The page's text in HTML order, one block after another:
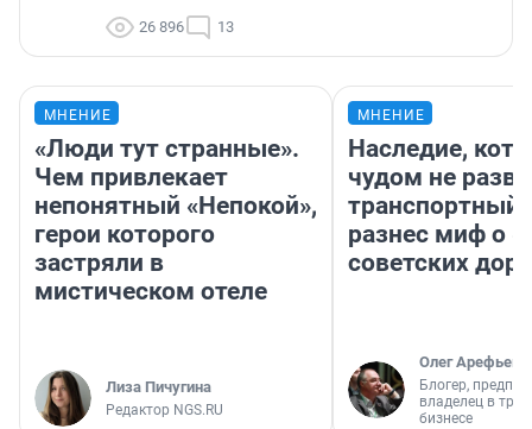
26 896 13
МНЕНИЕ
«Люди тут странные».
Чем привлекает
непонятный «Непокой»,
герои которого
застряли в
мистическом отеле
Лиза Пичугина
Редактор NGS.RU
МНЕНИЕ
Наследие,
чудом не
транспортный
разнес миф о
советских
Олег Арефьев
Блогер,
владелец в
бизнесе